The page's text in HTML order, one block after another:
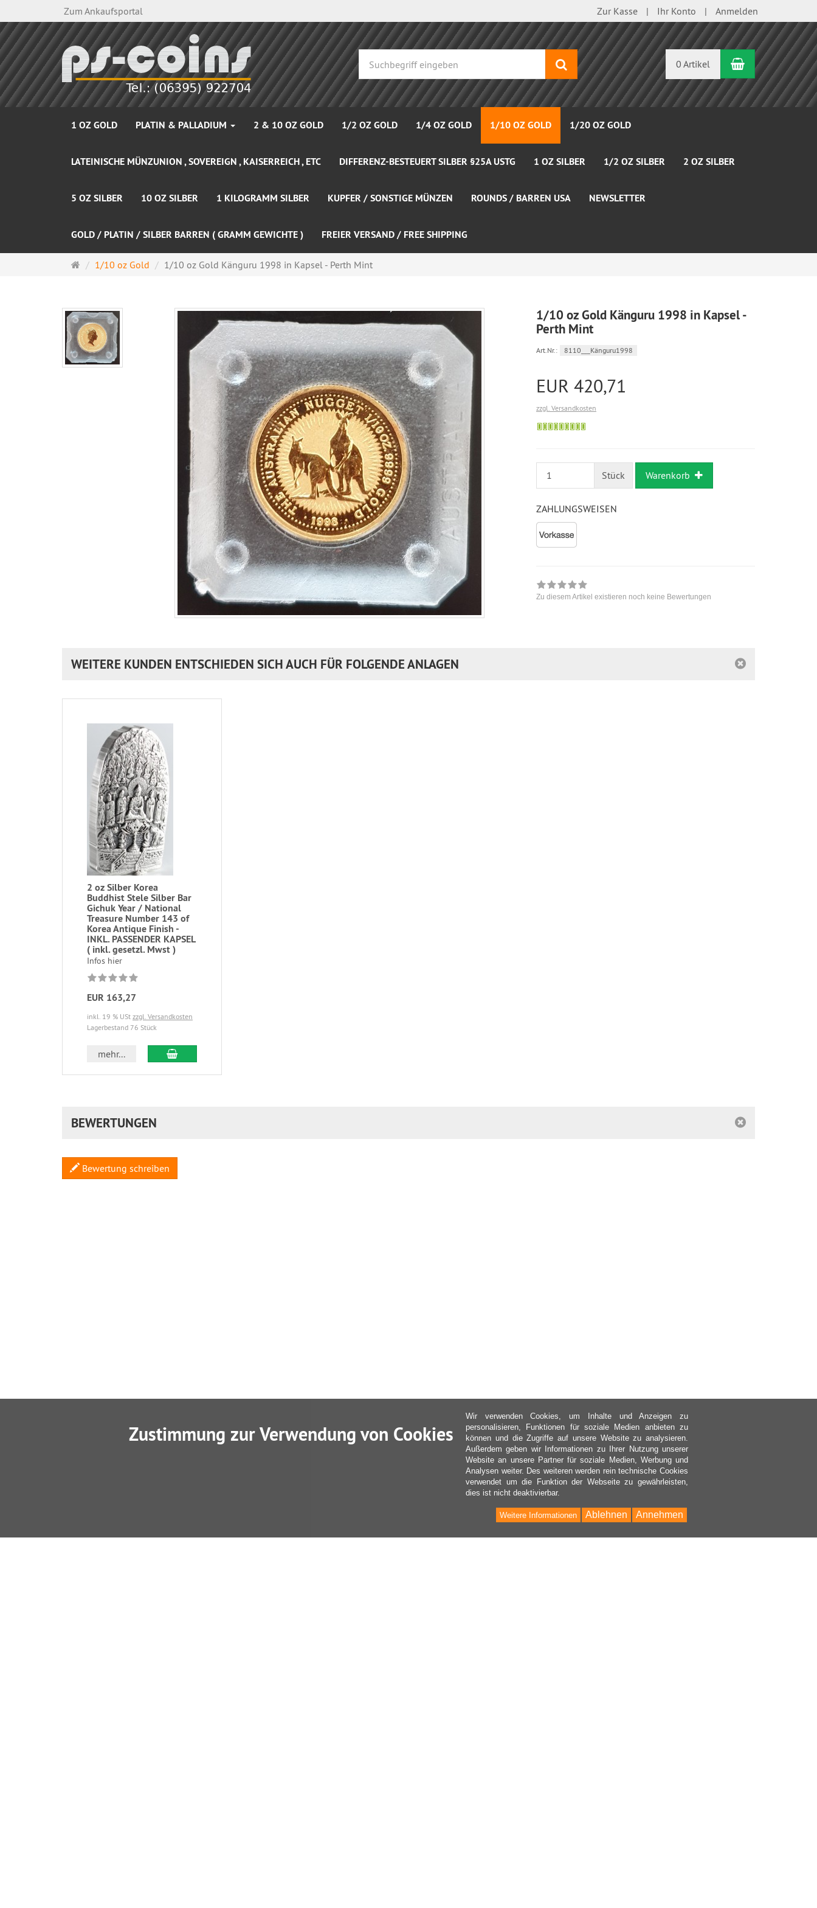
Zum Ankaufsportal Zur Kasse Ihr Konto Anmelden
Suchen 0 Artikel Warenkorb
1 OZ GOLD PLATIN & PALLADIUM 2 & 10 OZ GOLD 1/2 OZ GOLD 1/4 OZ GOLD 1/10 OZ GOLD 1/20 OZ GOLD
LATEINISCHE MÜNZUNION , SOVEREIGN , KAISERREICH , ETC DIFFERENZ-BESTEUERT SILBER §25A USTG 1 OZ SILBER 1/2 OZ SILBER 2 OZ SILBER
5 OZ SILBER 10 OZ SILBER 1 KILOGRAMM SILBER KUPFER / SONSTIGE MÜNZEN ROUNDS / BARREN USA NEWSLETTER
GOLD / PLATIN / SILBER BARREN ( GRAMM GEWICHTE ) FREIER VERSAND / FREE SHIPPING
Startseite
1/10 oz Gold 1/10 oz Gold Känguru 1998 in Kapsel - Perth Mint
1/10 oz Gold Känguru 1998 in Kapsel -
Perth Mint
Art.Nr.: 8110___Känguru1998
EUR 420,71
zzgl. Versandkosten
Stück Warenkorb
ZAHLUNGSWEISEN
Zu diesem Artikel existieren noch keine Bewertungen
WEITERE KUNDEN ENTSCHIEDEN SICH AUCH FÜR FOLGENDE ANLAGEN
2 oz Silber Korea
Buddhist Stele Silber Bar
Gichuk Year / National
Treasure Number 143 of
Korea Antique Finish -
INKL. PASSENDER KAPSEL
( inkl. gesetzl. Mwst )
Infos hier
EUR 163,27
inkl. 19 % USt zzgl. Versandkosten
Lagerbestand 76 Stück
mehr... In den Warenkorb
BEWERTUNGEN
Bewertung schreiben
Zustimmung zur Verwendung von Cookies
Wir verwenden Cookies, um Inhalte und Anzeigen zu
personalisieren, Funktionen für soziale Medien anbieten zu
können und die Zugriffe auf unsere Website zu analysieren.
Außerdem geben wir Informationen zu Ihrer Nutzung unserer
Website an unsere Partner für soziale Medien, Werbung und
Analysen weiter. Des weiteren werden rein technische Cookies
verwendet um die Funktion der Webseite zu gewährleisten,
dies ist nicht deaktivierbar.
Annehmen
Ablehnen
Weitere Informationen